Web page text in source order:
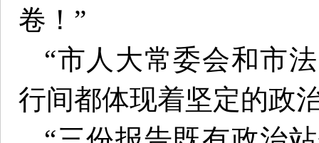
卷！”
“市人大常委会和市
行间都体现着坚定的政